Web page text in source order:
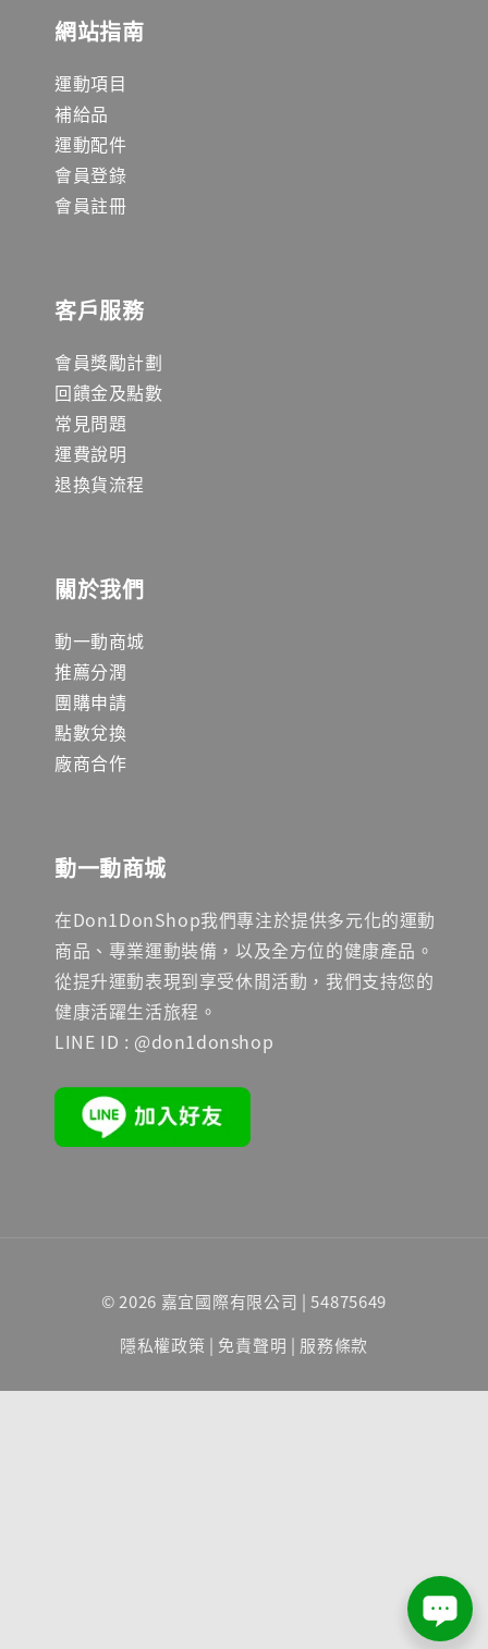
網站指南
運動項目
補給品
運動配件
會員登錄
會員註冊
客戶服務
會員獎勵計劃
回饋金及點數
常見問題
運費說明
退換貨流程
關於我們
動一動商城
推薦分潤
團購申請
點數兌換
廠商合作
動一動商城
在Don1DonShop我們專注於提供多元化的運動
商品、專業運動裝備，以及全方位的健康產品。
從提升運動表現到享受休閒活動，我們支持您的
健康活躍生活旅程。
LINE ID : @don1donshop
© 2026 嘉宜國際有限公司 | 54875649
隱私權政策 | 免責聲明 | 服務條款